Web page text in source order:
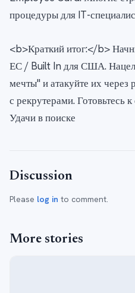
процедуры для IT-
<b>Краткий итог:</b>
ЕС / Built In для США.
мечты" и атакуйте их через
с рекрутерами. Готовьтесь
Удачи в поиске
Discussion
Please log in to comment.
More stories